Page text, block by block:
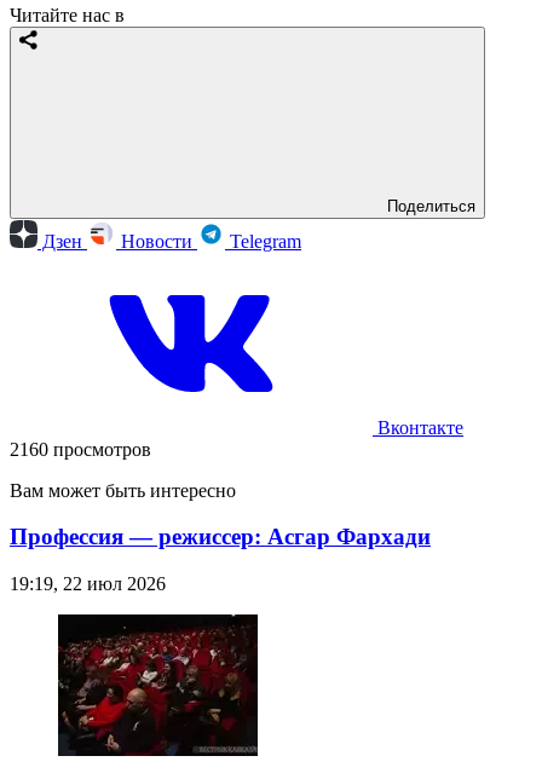
Читайте нас в
Поделиться
Дзен Новости Telegram
Вконтакте
2160 просмотров
Вам может быть интересно
Профессия — режиссер: Асгар Фархади
19:19, 22 июл 2026